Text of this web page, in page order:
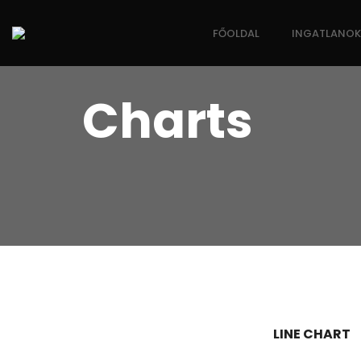
FŐOLDAL INGATLANOK
Charts
LINE CHART